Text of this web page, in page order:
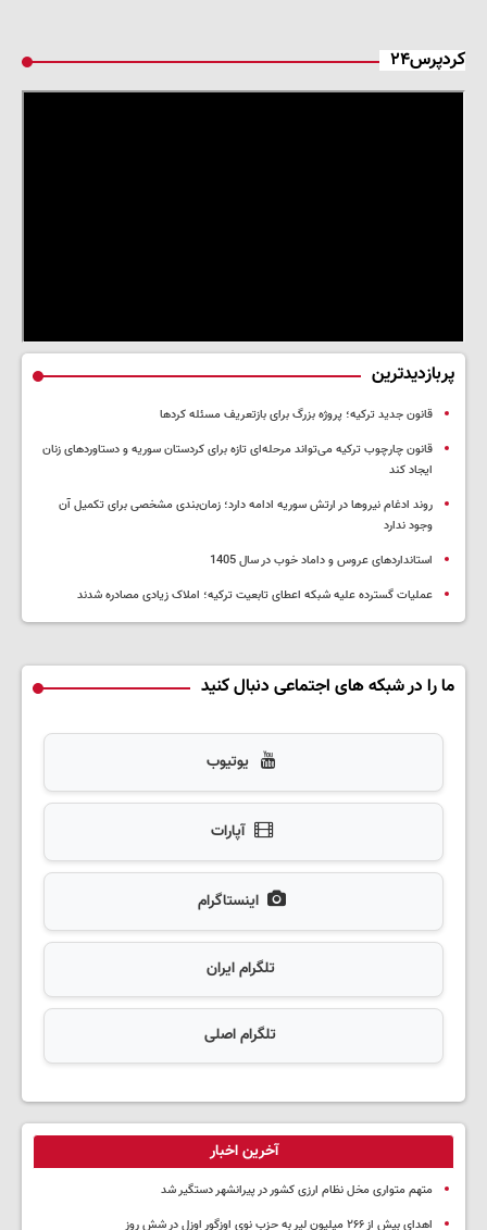
کردپرس۲۴
پربازدیدترین
قانون جدید ترکیه؛ پروژه بزرگ‌ برای بازتعریف مسئله کردها
قانون چارچوب ترکیه می‌تواند مرحله‌ای تازه برای کردستان سوریه و دستاوردهای زنان
ایجاد کند
روند ادغام نیروها در ارتش سوریه ادامه دارد؛ زمان‌بندی مشخصی برای تکمیل آن
وجود ندارد
استانداردهای عروس و داماد خوب در سال 1405
عملیات گسترده علیه شبکه اعطای تابعیت ترکیه؛ املاک زیادی مصادره شدند
ما را در شبکه های اجتماعی دنبال کنید
یوتیوب
آپارات
اینستاگرام
تلگرام ایران
تلگرام اصلی
آخرین اخبار
متهم متواری مخل نظام ارزی کشور در پیرانشهر دستگیر شد
اهدای بیش از ۲۶۶ میلیون لیر به حزب نوی اوزگور اوزل در شش روز